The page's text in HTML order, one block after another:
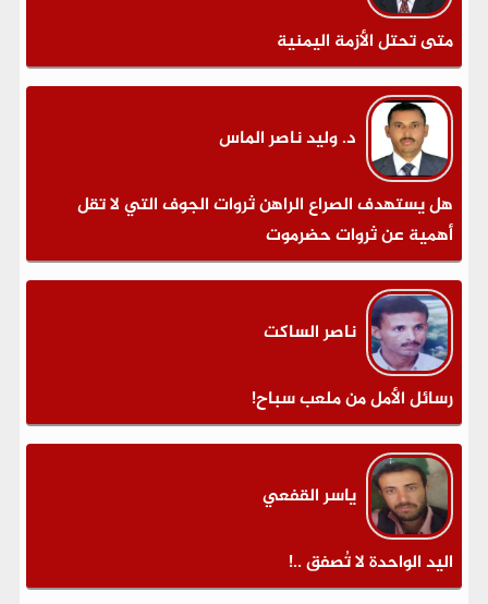
متى تحتل الأزمة اليمنية
د. وليد ناصر الماس
هل يستهدف الصراع الراهن ثروات الجوف التي لا تقل
أهمية عن ثروات حضرموت
ناصر الساكت
رسائل الأمل من ملعب سباح!
ياسر القفعي
اليد الواحدة لا تُصفق ..!